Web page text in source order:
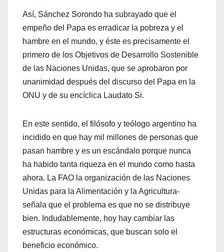
Así, Sánchez Sorondo ha subrayado que el
empeño del Papa es erradicar la pobreza y el
hambre en el mundo, y éste es precisamente el
primero de los Objetivos de Desarrollo Sostenible
de las Naciones Unidas, que se aprobaron por
unanimidad después del discurso del Papa en la
ONU y de su encíclica Laudato Si.
En este sentido, el filósofo y teólogo argentino ha
incidido en que hay mil millones de personas que
pasan hambre y es un escándalo porque nunca
ha habido tanta riqueza en el mundo como hasta
ahora. La FAO la organización de las Naciones
Unidas para la Alimentación y la Agricultura-
señala que el problema es que no se distribuye
bien. Indudablemente, hoy hay cambiar las
estructuras económicas, que buscan solo el
beneficio económico.